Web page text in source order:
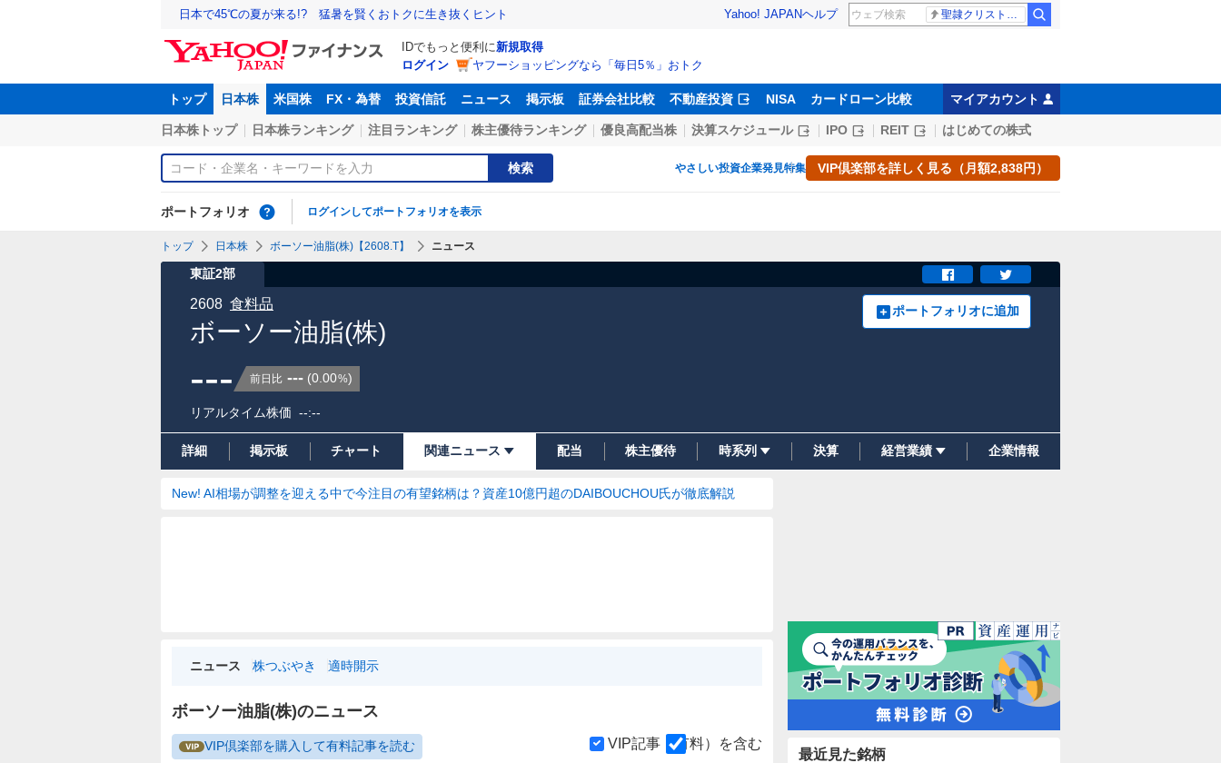
日本で45℃の夏が来る!? 猛暑を賢くおトクに生き抜くヒント Yahoo! JAPANヘルプ 聖隷クリストファー高校
IDでもっと便利に新規取得
ログイン
ヤフーショッピングなら「毎日5％」おトク
トップ 日本株 米国株 FX・為替 投資信託 ニュース 掲示板 証券会社比較 不動産投資 NISA カードローン比較 マイアカウント
日本株トップ 日本株ランキング 注目ランキング 株主優待ランキング 優良高配当株 決算スケジュール IPO REIT はじめての株式
検索 やさしい投資企業発見特集 VIP倶楽部を詳しく見る（月額2,838円）
ポートフォリオ ログインしてポートフォリオを表示
トップ 日本株 ボーソー油脂(株)【2608.T】 ニュース
東証2部
ボーソー油脂(株)
2608 食料品 ポートフォリオに追加
--- 前日比 --- (0.00%)
リアルタイム株価 --:--
詳細 掲示板 チャート 関連ニュース 配当 株主優待 時系列 決算 経営業績 企業情報
New! AI相場が調整を迎える中で今注目の有望銘柄は？資産10億円超のDAIBOUCHOU氏が徹底解説
ニュース 株つぶやき 適時開示
ボーソー油脂(株)のニュース
VIP倶楽部を購入して有料記事を読む VIP記事（有料）を含む
最近見た銘柄